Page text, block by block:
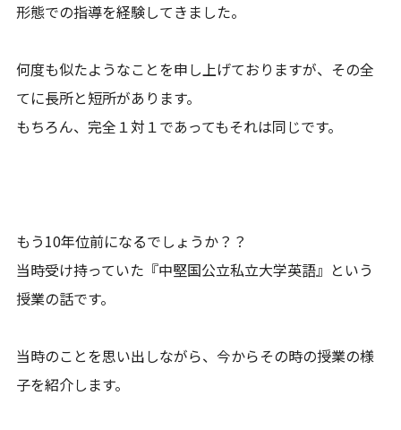
形態での指導を経験してきました。
何度も似たようなことを申し上げておりますが、その全
てに長所と短所があります。
もちろん、完全１対１であってもそれは同じです。
もう10年位前になるでしょうか？？
当時受け持っていた『中堅国公立私立大学英語』という
授業の話です。
当時のことを思い出しながら、今からその時の授業の様
子を紹介します。